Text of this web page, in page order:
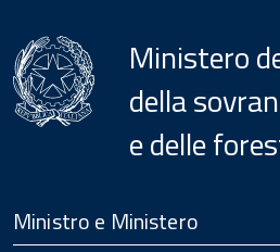
Ministero
della
e delle
Footer
Ministro e Ministero